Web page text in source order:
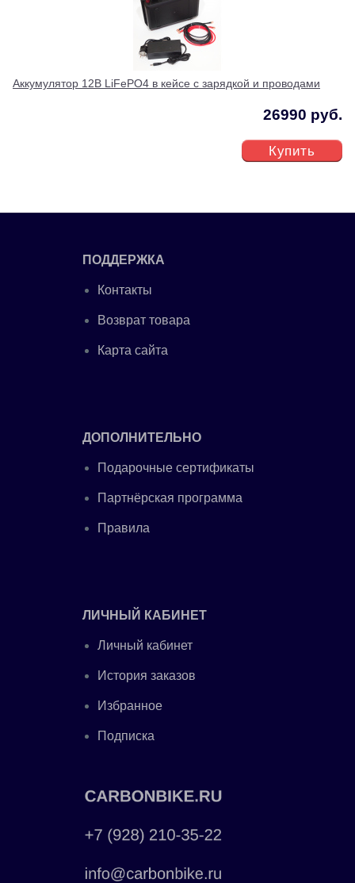
Аккумулятор 12В LiFePO4 в кейсе с зарядкой и проводами
26990 руб.
Купить
ПОДДЕРЖКА
Контакты
Возврат товара
Карта сайта
ДОПОЛНИТЕЛЬНО
Подарочные сертификаты
Партнёрская программа
Правила
ЛИЧНЫЙ КАБИНЕТ
Личный кабинет
История заказов
Избранное
Подписка